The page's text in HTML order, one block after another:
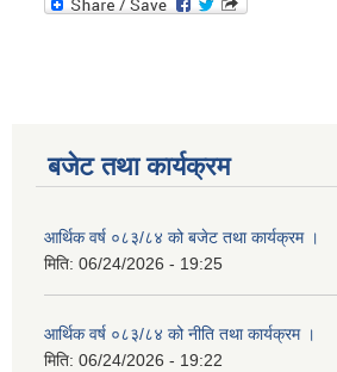
बजेट तथा कार्यक्रम
आर्थिक वर्ष ०८३/८४ को बजेट तथा कार्यक्रम ।
मिति: 06/24/2026 - 19:25
आर्थिक वर्ष ०८३/८४ को नीति तथा कार्यक्रम ।
मिति: 06/24/2026 - 19:22